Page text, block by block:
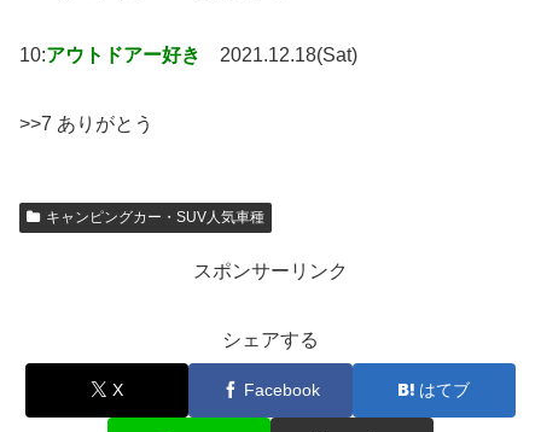
10:アウトドアー好き 2021.12.18(Sat)
>>7 ありがとう
キャンピングカー・SUV人気車種
スポンサーリンク
シェアする
X Facebook はてブ